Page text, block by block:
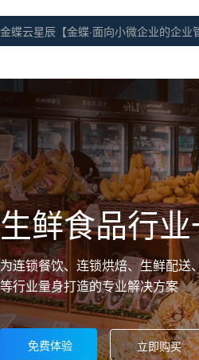
金蝶云星辰【金蝶·面向小微企业的企业
生鲜食品行
为连锁餐饮、连锁烘焙、生鲜配送
等行业量身打造的专业解决方案
免费体验 立即购买